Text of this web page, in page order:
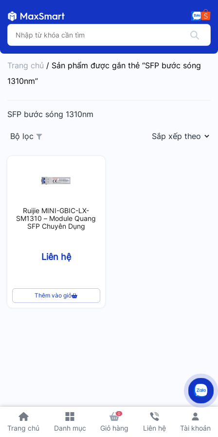
Trang chủ Danh mục
0
Giỏ hàng Liên hệ Tài khoản
Trang chủ / Sản phẩm được gắn thẻ “SFP bước sóng
1310nm”
SFP bước sóng 1310nm
Bộ lọc
Ruijie MINI-GBIC-LX-
SM1310 – Module Quang
SFP Chuyên Dụng
Liên hệ
Thêm vào giỏ